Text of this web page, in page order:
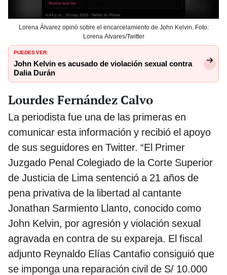
Lorena Álvarez opinó sobre el encarcelamiento de John Kelvin. Foto:
Lorena Alvares/Twitter
PUEDES VER:
John Kelvin es acusado de violación sexual contra
Dalia Durán
Lourdes Fernández Calvo
La periodista fue una de las primeras en
comunicar esta información y recibió el apoyo
de sus seguidores en Twitter. “El Primer
Juzgado Penal Colegiado de la Corte Superior
de Justicia de Lima sentenció a 21 años de
pena privativa de la libertad al cantante
Jonathan Sarmiento Llanto, conocido como
John Kelvin, por agresión y violación sexual
agravada en contra de su expareja. El fiscal
adjunto Reynaldo Elías Cantafio consiguió que
se imponga una reparación civil de S/ 10.000